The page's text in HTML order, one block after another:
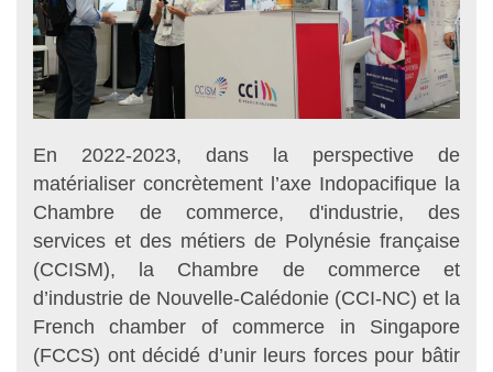
En 2022-2023, dans la perspective de
matérialiser concrètement l’axe Indopacifique la
Chambre de commerce, d'industrie, des
services et des métiers de Polynésie française
(CCISM), la Chambre de commerce et
d’industrie de Nouvelle-Calédonie (CCI-NC) et la
French chamber of commerce in Singapore
(FCCS) ont décidé d’unir leurs forces pour bâtir